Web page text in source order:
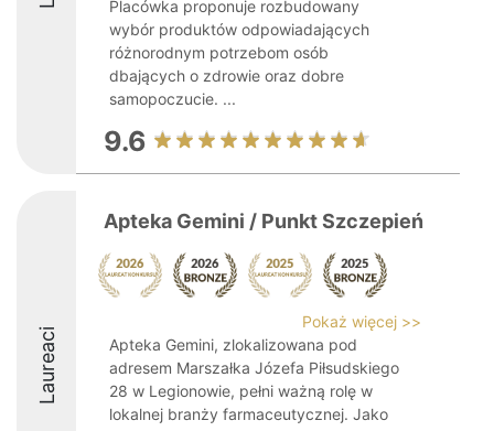
Placówka proponuje rozbudowany
wybór produktów odpowiadających
różnorodnym potrzebom osób
dbających o zdrowie oraz dobre
samopoczucie. ...
9.6
Laureaci
Apteka Gemini / Punkt Szczepień
Pokaż więcej >>
Apteka Gemini, zlokalizowana pod
adresem Marszałka Józefa Piłsudskiego
28 w Legionowie, pełni ważną rolę w
lokalnej branży farmaceutycznej. Jako